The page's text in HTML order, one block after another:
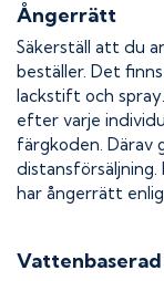
Ångerrätt
Säkerställ att du
beställer. Det
lackstift och
efter varje
färgkoden. Därav
har ångerrätt